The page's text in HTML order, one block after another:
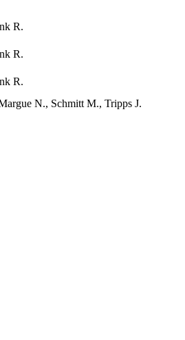
R.
R.
R.
N., Schmitt M., Tripps J.